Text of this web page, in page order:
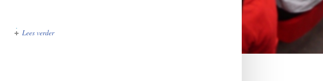
Lees verderover World Tour Spanje 2015